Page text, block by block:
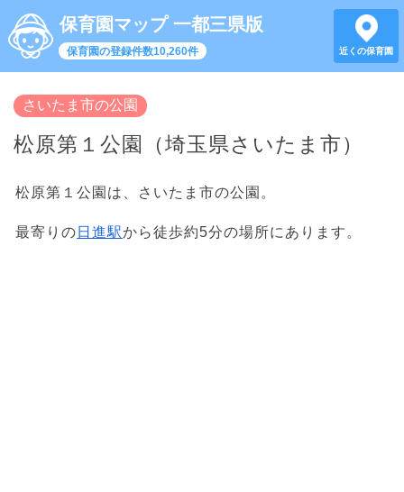
保育園マップ 一都三県版
保育園の登録件数10,260件 近くの保育園
さいたま市の公園
松原第１公園（埼玉県さいたま市）
松原第１公園は、さいたま市の公園。
最寄りの 日進駅から徒歩約5分の場所にあります。